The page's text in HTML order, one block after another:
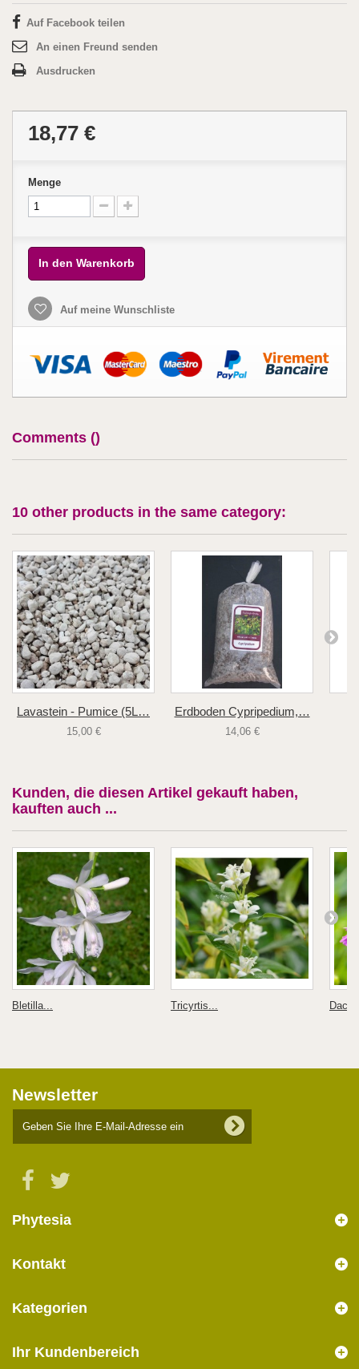
Auf Facebook teilen
An einen Freund senden
Ausdrucken
18,77 €
Menge
In den Warenkorb
Auf meine Wunschliste
Comments ()
10 other products in the same category:
Lavastein - Pumice (5L…
15,00 €
Erdboden Cypripedium,…
14,06 €
Kunden, die diesen Artikel gekauft haben,
kauften auch ...
Bletilla... Tricyrtis...
Newsletter
Phytesia
Kontakt
Kategorien
Ihr Kundenbereich